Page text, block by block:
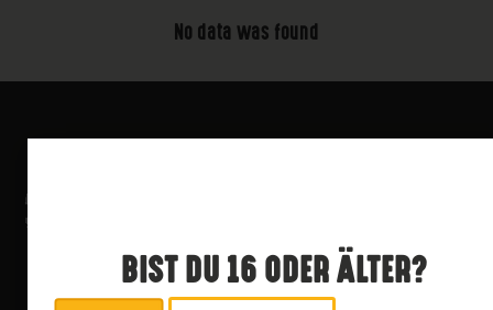
No data was found
BIST DU 16 ODER ÄLTER?